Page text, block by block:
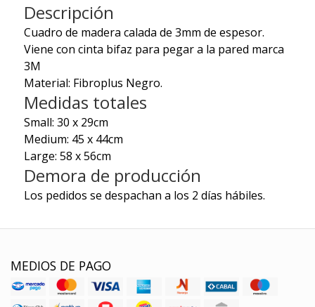
Descripción
Cuadro de madera calada de 3mm de espesor.
Viene con cinta bifaz para pegar a la pared marca
3M
Material: Fibroplus Negro.
Medidas totales
Small: 30 x 29cm
Medium: 45 x 44cm
Large: 58 x 56cm
Demora de producción
Los pedidos se despachan a los 2 días hábiles.
MEDIOS DE PAGO